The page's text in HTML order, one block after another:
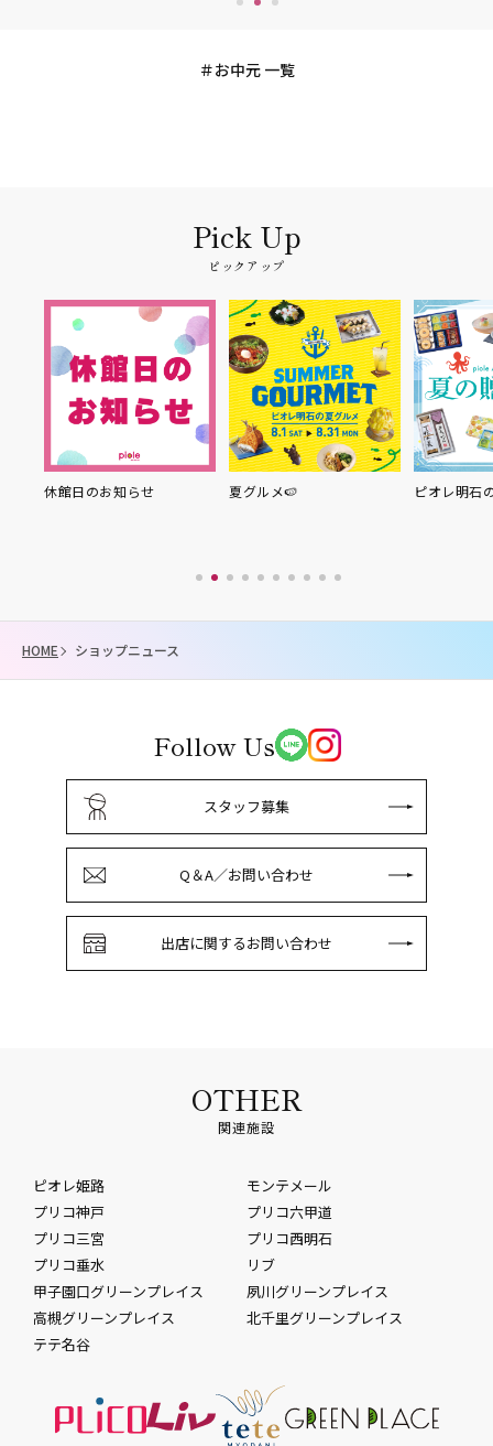
お中元 一覧
ピックアップ
休館日のお知らせ 夏グルメ🍉 ピオレ明石
HOME ショップニュース
Follow Us
スタッフ募集
Q＆A／お問い合わせ
出店に関するお問い合わせ
OTHER
関連施設
ピオレ姫路
モンテメール
プリコ神戸
プリコ六甲道
プリコ三宮
プリコ西明石
プリコ垂水
リブ
甲子園口グリーンプレイス
夙川グリーンプレイス
高槻グリーンプレイス
北千里グリーンプレイス
テテ名谷